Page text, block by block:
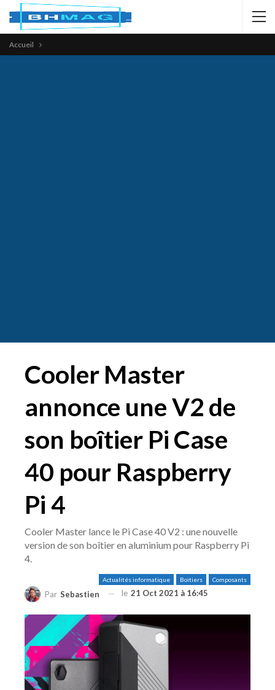
Accueil
Cooler Master
annonce une V2 de
son boîtier Pi Case
40 pour Raspberry
Pi 4
Cooler Master lance le Pi Case 40 V2 : une nouvelle
version de son boîtier en aluminium pour Raspberry Pi
4.
Actualités informatique Boitiers Composants
Par Sebastien le 21 Oct 2021 à 16:45